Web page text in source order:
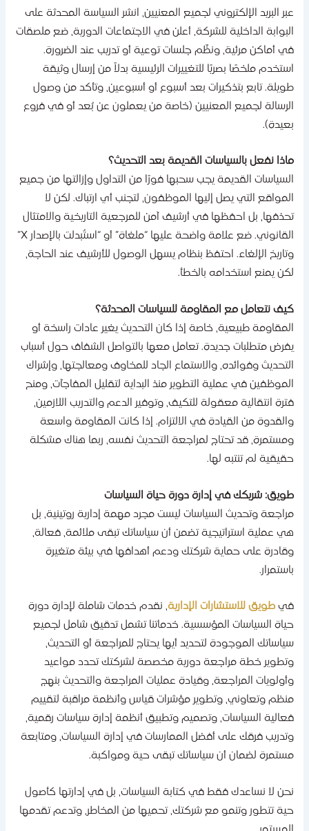
البريد الإلكتروني لجميع المعنيين، انشر السياسة المحدثة على
الداخلية للشركة، أعلن في الاجتماعات الدورية، ضع ملصقات
أماكن مرئية، ونظّم جلسات توعية أو تدريب عند الضرورة.
ملخصًا بصريًا للتغييرات الرئيسية بدلاً من إرسال وثيقة
تابع بتذكيرات بعد أسبوع أو أسبوعين، وتأكد من وصول
لجميع المعنيين (خاصة من يعملون عن بُعد أو في فروع
نفعل بالسياسات القديمة بعد التحديث؟
القديمة يجب سحبها فورًا من التداول وإزالتها من جميع
التي يصل إليها الموظفون، لتجنب أي ارتباك. لكن لا
بل احفظها في أرشيف آمن للمرجعية التاريخية والامتثال
القانوني. ضع علامة واضحة عليها “ملغاة” أو “استُبدلت بالإصدار X”
الإلغاء. احتفظ بنظام يسهل الوصول للأرشيف عند الحاجة،
يمنع استخدامه بالخطأ.
نتعامل مع المقاومة للسياسات المحدثة؟
طبيعية، خاصة إذا كان التحديث يغير عادات راسخة أو
متطلبات جديدة. تعامل معها بالتواصل الشفاف حول أسباب
وفوائده، والاستماع الجاد للمخاوف ومعالجتها، وإشراك
في عملية التطوير منذ البداية لتقليل المفاجآت، ومنح
انتقالية معقولة للتكيف، وتوفير الدعم والتدريب اللازمين،
من القيادة في الالتزام. إذا كانت المقاومة واسعة
قد تحتاج لمراجعة التحديث نفسه، ربما هناك مشكلة
لم تنتبه لها.
شريكك في إدارة دورة حياة السياسات
وتحديث السياسات ليست مجرد مهمة إدارية روتينية، بل
عملية استراتيجية تضمن أن سياساتك تبقى ملائمة، فعالة،
على حماية شركتك ودعم أهدافها في بيئة متغيرة
طويق للاستشارات الإدارية، نقدم خدمات شاملة لإدارة دورة
السياسات المؤسسية. خدماتنا تشمل تدقيق شامل لجميع
الموجودة لتحديد أيها يحتاج للمراجعة أو التحديث،
خطة مراجعة دورية مخصصة لشركتك تحدد مواعيد
المراجعة، وقيادة عمليات المراجعة والتحديث بنهج
وتعاوني، وتطوير مؤشرات قياس وأنظمة مراقبة لتقييم
السياسات، وتصميم وتطبيق أنظمة إدارة سياسات رقمية،
فرقك على أفضل الممارسات في إدارة السياسات، ومتابعة
لضمان أن سياساتك تبقى حية ومواكبة.
لا نساعدك فقط في كتابة السياسات، بل في إدارتها كأصول
تتطور وتنمو مع شركتك، تحميها من المخاطر، وتدعم تقدمها